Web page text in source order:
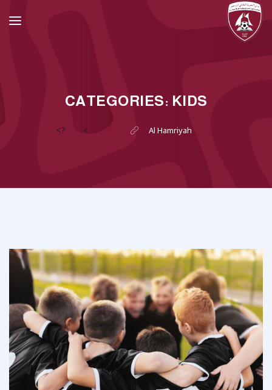
CATEGORIES: KIDS
Al Hamriyah
> kids
?>